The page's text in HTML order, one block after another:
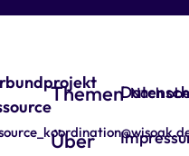
Themen
Über
Nach